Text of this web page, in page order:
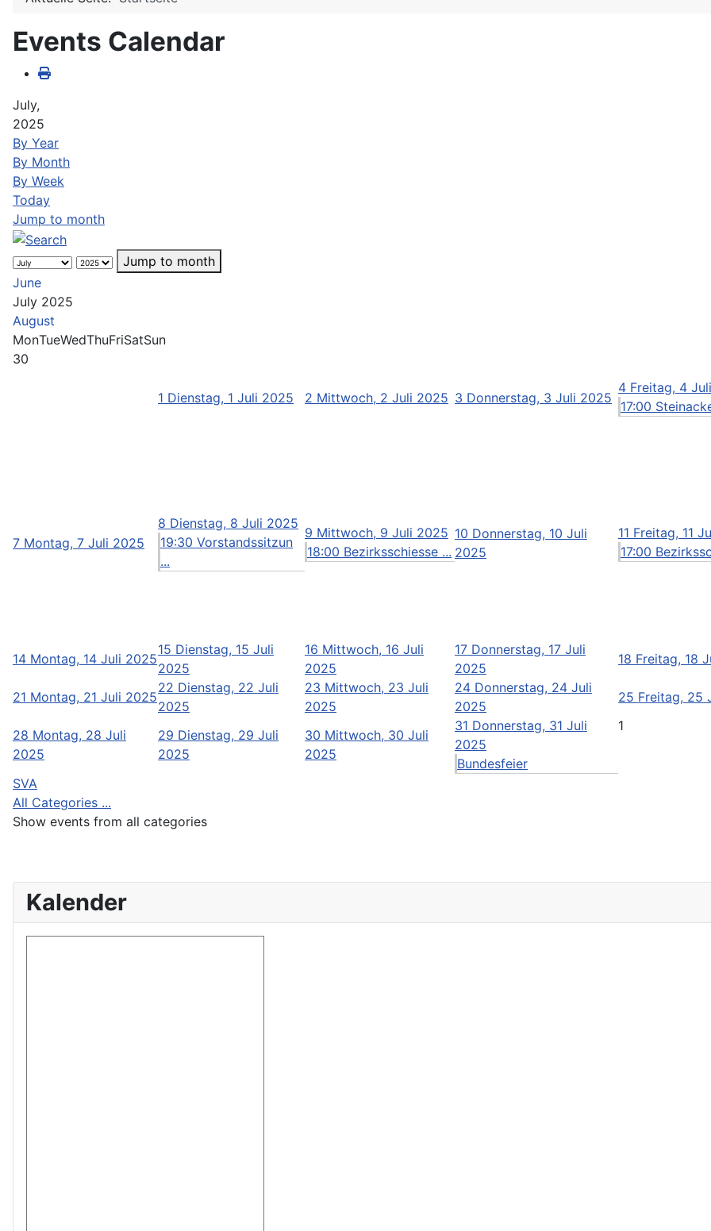
Events Calendar
July,
2025
By Year
By Month
By Week
Today
Jump to month
Jump to month
June
July 2025
August
MonTueWedThuFriSatSun
30
1 Dienstag, 1 Juli 2025 2 Mittwoch, 2 Juli 2025 3 Donnerstag, 3 Juli 2025
4 Freitag, 4
17:00
7 Montag, 7 Juli 2025
8 Dienstag, 8 Juli 2025
19:30 Vorstandssitzun
...
9 Mittwoch, 9 Juli 2025
18:00 Bezirksschiesse ...
10 Donnerstag, 10 Juli
2025
11 Freitag, 11
17:00
14 Montag, 14 Juli 2025
15 Dienstag, 15 Juli
2025
16 Mittwoch, 16 Juli
2025
17 Donnerstag, 17 Juli
2025
18 Freitag, 18
21 Montag, 21 Juli 2025
22 Dienstag, 22 Juli
2025
23 Mittwoch, 23 Juli
2025
24 Donnerstag, 24 Juli
2025
25 Freitag, 25
28 Montag, 28 Juli
2025
29 Dienstag, 29 Juli
2025
30 Mittwoch, 30 Juli
2025
31 Donnerstag, 31 Juli
2025
Bundesfeier
1
SVA
All Categories ...
Show events from all categories
Kalender